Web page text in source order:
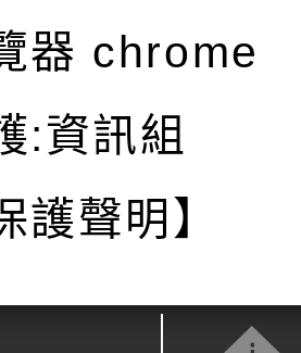
器 chrome
:資訊組
護聲明】